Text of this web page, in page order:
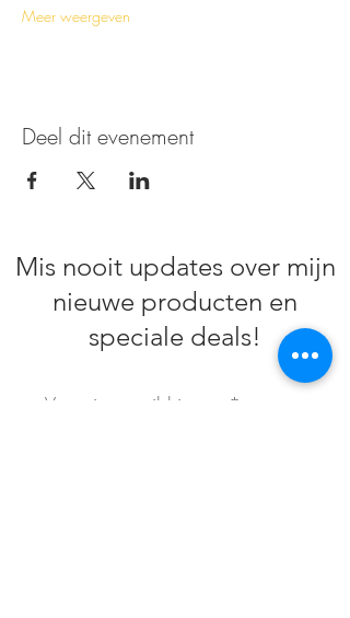
Meer weergeven
Deel dit evenement
Mis nooit updates over mijn
nieuwe producten en
speciale deals!